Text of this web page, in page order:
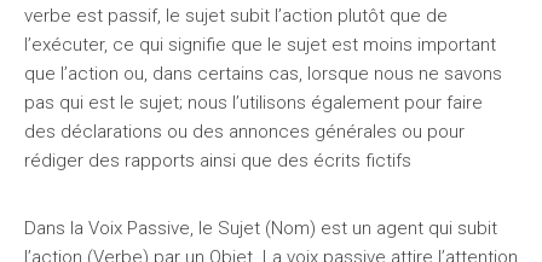
verbe est passif, le sujet subit l’action plutôt que de
l’exécuter, ce qui signifie que le sujet est moins important
que l’action ou, dans certains cas, lorsque nous ne savons
pas qui est le sujet; nous l’utilisons également pour faire
des déclarations ou des annonces générales ou pour
rédiger des rapports ainsi que des écrits fictifs
Dans la Voix Passive, le Sujet (Nom) est un agent qui subit
l’action (Verbe) par un Objet. La voix passive attire l’attention